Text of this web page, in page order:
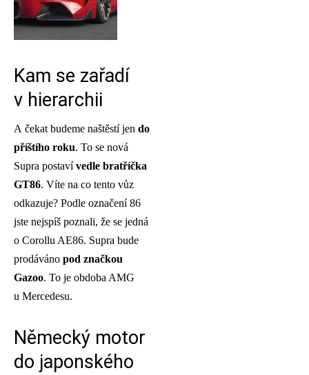
Kam se zařadí
v hierarchii
A čekat budeme naštěstí jen do
příštího roku. To se nová
Supra postavívedle bratříčka
GT86. Víte na co tento vůz
odkazuje? Podle označení 86
jste nejspíš poznali, že se jedná
o Corollu AE86. Supra bude
prodáváno pod značkou
Gazoo. To je obdoba AMG
u Mercedesu.
Německý motor
do japonského